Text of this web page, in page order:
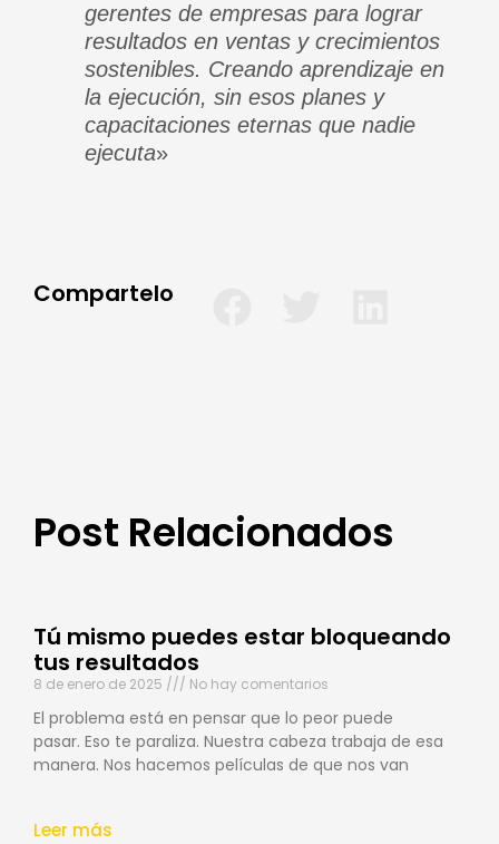
gerentes de empresas para lograr
resultados en ventas y crecimientos
sostenibles. Creando aprendizaje en
la ejecución, sin esos planes y
capacitaciones eternas que nadie
ejecuta»
Compartelo
Post Relacionados
Tú mismo puedes estar bloqueando
tus resultados
8 de enero de 2025 No hay comentarios
El problema está en pensar que lo peor puede
pasar. Eso te paraliza. Nuestra cabeza trabaja de esa
manera. Nos hacemos películas de que nos van
Leer más